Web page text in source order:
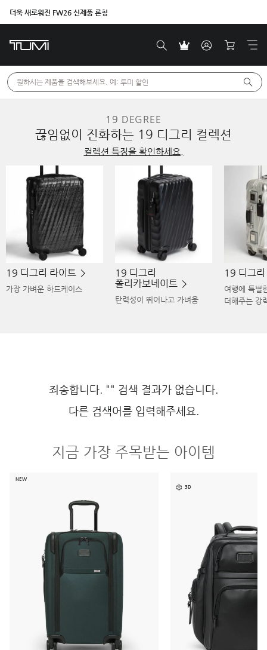
더욱 새로워진 FW26 신제품 론칭
원하시는 제품을 검색해보세요. 예: 투미 할인
19 DEGREE
끊임없이 진화하는 19 디그리 컬렉션
컬렉션 특징을 확인하세요.
19 디그리 라이트
가장 가벼운 하드케이스
19 디그리
폴리카보네이트
탄력성이 뛰어나고 가벼움
19 디그
여행에 특별
더해주는 강
죄송합니다. "" 검색 결과가 없습니다.
다른 검색어를 입력해주세요.
지금 가장 주목받는 아이템
NEW
3D